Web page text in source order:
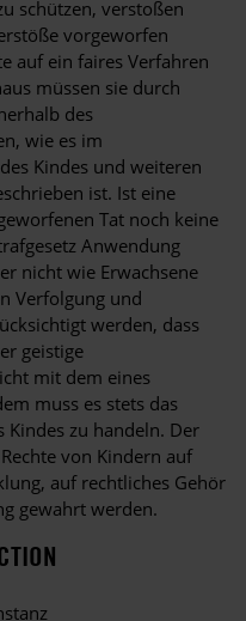
schützen, verstoßen
vorgeworfen
auf ein faires Verfahren
müssen sie durch
des
wie es im
Kindes und weiteren
ist. Ist eine
Tat noch keine
Anwendung
nicht wie Erwachsene
Verfolgung und
werden, dass
geistige
mit dem eines
muss es stets das
Kindes zu handeln. Der
von Kindern auf
auf rechtliches Gehör
gewahrt werden.